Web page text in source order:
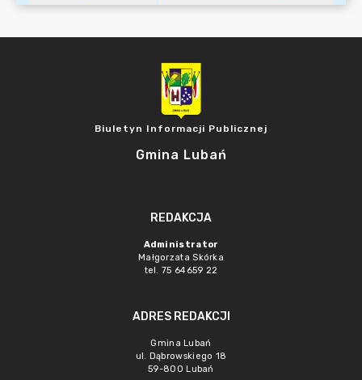
Biuletyn Informacji Publicznej
Gmina Lubań
REDAKCJA
Administrator
Małgorzata Skórka
tel. 75 64659 22
ADRES REDAKCJI
Gmina Lubań
ul. Dąbrowskiego 18
59-800 Lubań